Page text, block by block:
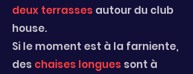
deux terrasses autour du club
house.
Si le moment est à la farniente,
des chaises longues sont à